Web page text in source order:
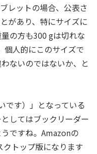
レットの場合、公表さ
があり、特にサイズに
の方も300 gは切れな
個人的にこのサイズで
ないのではないか、と
す）」となっている
してはブックリーダー
ですね。Amazonの
トップ版になります